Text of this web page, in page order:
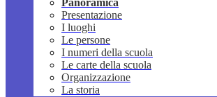
Panoramica
Presentazione
I luoghi
Le persone
I numeri della scuola
Le carte della scuola
Organizzazione
La storia